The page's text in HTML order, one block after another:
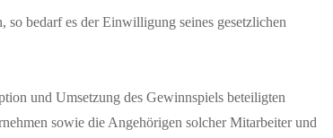
so bedarf es der Einwilligung seines gesetzlichen
und Umsetzung des Gewinnspiels beteiligten
sowie die Angehörigen solcher Mitarbeiter und